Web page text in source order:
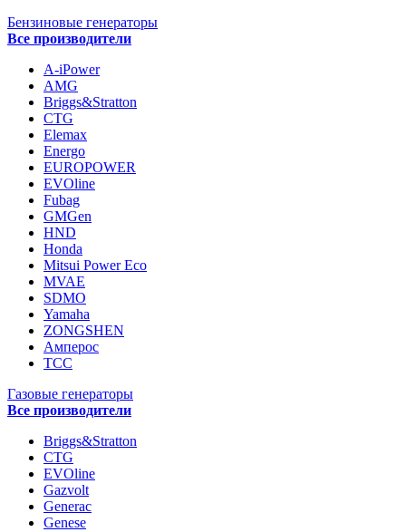
Бензиновые генераторы
Все производители
A-iPower
AMG
Briggs&Stratton
CTG
Elemax
Energo
EUROPOWER
EVOline
Fubag
GMGen
HND
Honda
Mitsui Power Eco
MVAE
SDMO
Yamaha
ZONGSHEN
Амперос
ТСС
Газовые генераторы
Все производители
Briggs&Stratton
CTG
EVOline
Gazvolt
Generac
Genese